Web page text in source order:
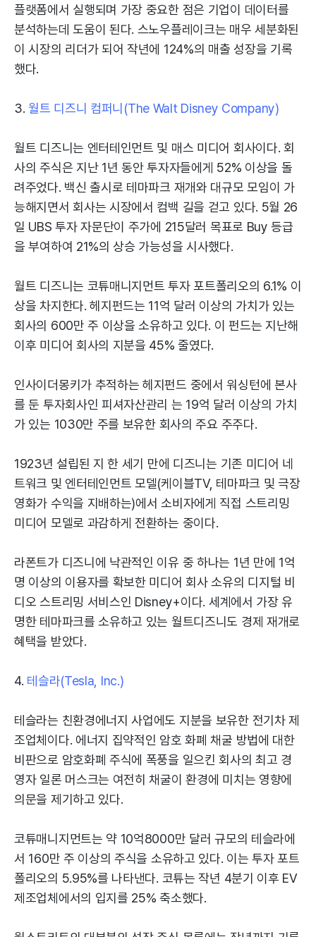
플랫폼에서 실행되며 가장 중요한 점은 기업이 데이터를
분석하는데 도움이 된다. 스노우플레이크는 매우 세분화된
이 시장의 리더가 되어 작년에 124%의 매출 성장을 기록
했다.
3. 월트 디즈니 컴퍼니(The Walt Disney Company)
월트 디즈니는 엔터테인먼트 및 매스 미디어 회사이다. 회
사의 주식은 지난 1년 동안 투자자들에게 52% 이상을 돌
려주었다. 백신 출시로 테마파크 재개와 대규모 모임이 가
능해지면서 회사는 시장에서 컴백 길을 걷고 있다. 5월 26
일 UBS 투자 자문단이 주가에 215달러 목표로 Buy 등급
을 부여하여 21%의 상승 가능성을 시사했다.
월트 디즈니는 코튜매니지먼트 투자 포트폴리오의 6.1% 이
상을 차지한다. 헤지펀드는 11억 달러 이상의 가치가 있는
회사의 600만 주 이상을 소유하고 있다. 이 펀드는 지난해
이후 미디어 회사의 지분을 45% 줄였다.
인사이더몽키가 추적하는 헤지펀드 중에서 워싱턴에 본사
를 둔 투자회사인 피셔자산관리 는 19억 달러 이상의 가치
가 있는 1030만 주를 보유한 회사의 주요 주주다.
1923년 설립된 지 한 세기 만에 디즈니는 기존 미디어 네
트워크 및 엔터테인먼트 모델(케이블TV, 테마파크 및 극장
영화가 수익을 지배하는)에서 소비자에게 직접 스트리밍
미디어 모델로 과감하게 전환하는 중이다.
라폰트가 디즈니에 낙관적인 이유 중 하나는 1년 만에 1억
명 이상의 이용자를 확보한 미디어 회사 소유의 디지털 비
디오 스트리밍 서비스인 Disney+이다. 세계에서 가장 유
명한 테마파크를 소유하고 있는 월트디즈니도 경제 재개로
혜택을 받았다.
4. 테슬라(Tesla, Inc.)
테슬라는 친환경에너지 사업에도 지분을 보유한 전기차 제
조업체이다. 에너지 집약적인 암호 화폐 채굴 방법에 대한
비판으로 암호화폐 주식에 폭풍을 일으킨 회사의 최고 경
영자 일론 머스크는 여전히 채굴이 환경에 미치는 영향에
의문을 제기하고 있다.
코튜매니지먼트는 약 10억8000만 달러 규모의 테슬라에
서 160만 주 이상의 주식을 소유하고 있다. 이는 투자 포트
폴리오의 5.95%를 나타낸다. 코튜는 작년 4분기 이후 EV
제조업체에서의 입지를 25% 축소했다.